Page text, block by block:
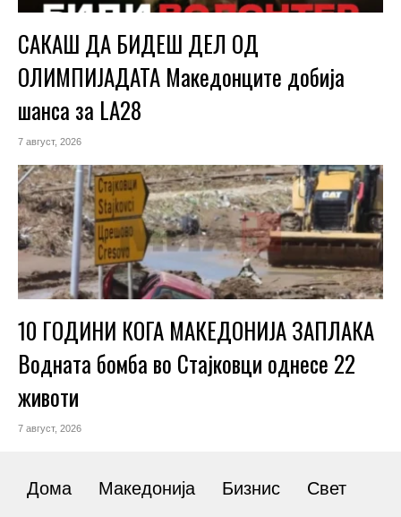
САКАШ ДА БИДЕШ ДЕЛ ОД
ОЛИМПИЈАДАТА Македонците добија
шанса за LA28
7 август, 2026
10 ГОДИНИ КОГА МАКЕДОНИЈА ЗАПЛАКА
Водната бомба во Стајковци однесе 22
животи
7 август, 2026
Дома Македонија Бизнис Свет